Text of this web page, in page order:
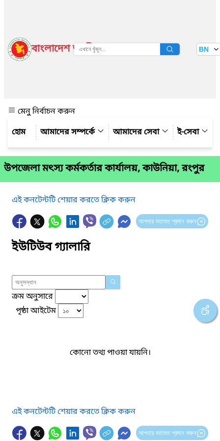
বাংলাদেশ জাতীয় তথ্য বাতায়ন BN
মেনু নির্বাচন করুন
আমাদের সম্পর্কে
আমাদের সেবা ই-সেবা
উপজেলা মৎস্য কর্মকর্তার কার্যালয়, কাউনিয়া, রংপুর
এই কনটেন্টটি শেয়ার করতে ক্লিক করুন
আপনার মতামত প্রদান করুন
ইউটিউব গ্যালারি
ক্রম অনুসারে
পৃষ্ঠা আইটেম
কোনো তথ্য পাওয়া যায়নি।
এই কনটেন্টটি শেয়ার করতে ক্লিক করুন
আপনার মতামত প্রদান করুন